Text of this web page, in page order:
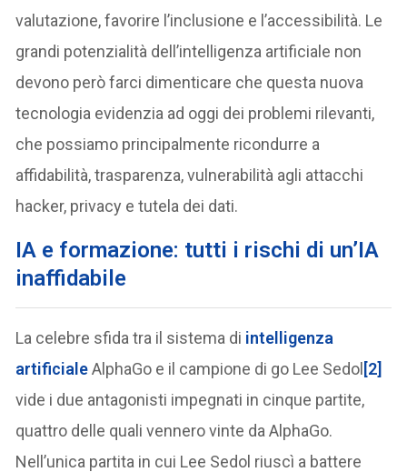
valutazione, favorire l’inclusione e l’accessibilità. Le
grandi potenzialità dell’intelligenza artificiale non
devono però farci dimenticare che questa nuova
tecnologia evidenzia ad oggi dei problemi rilevanti,
che possiamo principalmente ricondurre a
affidabilità, trasparenza, vulnerabilità agli attacchi
hacker, privacy e tutela dei dati.
IA e formazione: tutti i rischi di un’IA
inaffidabile
La celebre sfida tra il sistema di intelligenza
artificialeAlphaGo e il campione di go Lee Sedol[2]
vide i due antagonisti impegnati in cinque partite,
quattro delle quali vennero vinte da AlphaGo.
Nell’unica partita in cui Lee Sedol riuscì a battere